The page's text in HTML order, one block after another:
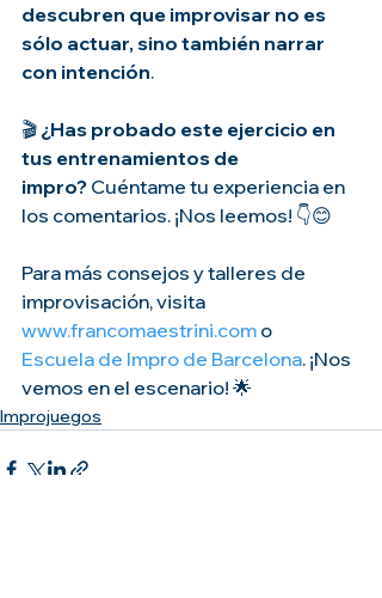
descubren que improvisar no es
sólo actuar, sino también narrar
con intención.
🎬 ¿Has probado este ejercicio en
tus entrenamientos de
impro? Cuéntame tu experiencia en
los comentarios. ¡Nos leemos! 👇😊
Para más consejos y talleres de
improvisación, visita
www.francomaestrini.com o
Escuela de Impro de Barcelona. ¡Nos
vemos en el escenario! 🌟
Improjuegos